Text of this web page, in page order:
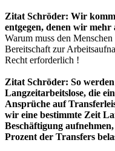
Zitat Schröder: Wir
entgegen, denen wir mehr
Warum muss den
Bereitschaft zur
Recht erforderlich !
Zitat Schröder: So
Langzeitarbeitslose, die
Ansprüche auf
wir eine bestimmte Zeit
Beschäftigung
Prozent der Transfers